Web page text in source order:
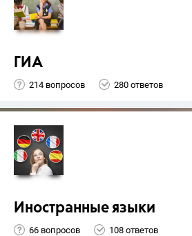
ГИА
214 вопросов 280 ответов
Иностранные языки
66 вопросов 108 ответов